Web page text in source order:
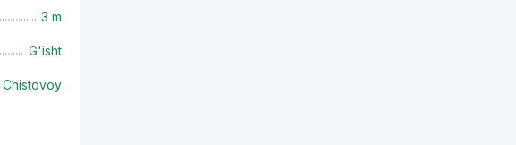
3 m
G'isht
Chistovoy